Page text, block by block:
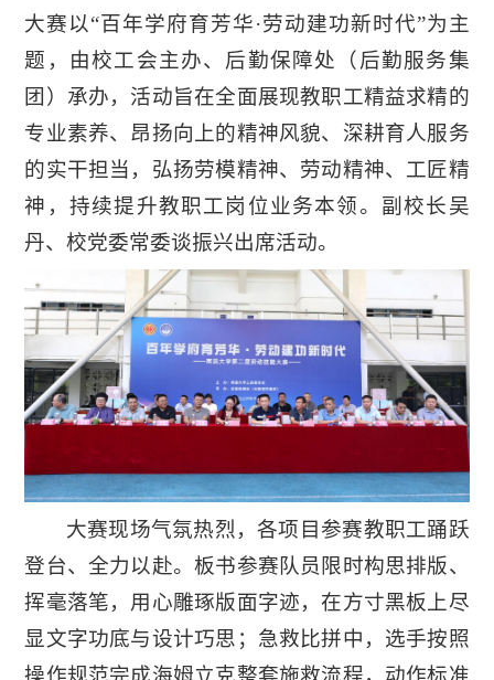
大赛以“百年学府育芳华·劳动建功新时代”为主
题，由校工会主办、后勤保障处（后勤服务集
团）承办，活动旨在全面展现教职工精益求精的
专业素养、昂扬向上的精神风貌、深耕育人服务
的实干担当，弘扬劳模精神、劳动精神、工匠精
神，持续提升教职工岗位业务本领。副校长吴
丹、校党委常委谈振兴出席活动。
大赛现场气氛热烈，各项目参赛教职工踊跃
登台、全力以赴。板书参赛队员限时构思排版、
挥毫落笔，用心雕琢版面字迹，在方寸黑板上尽
显文字功底与设计巧思；急救比拼中，选手按照
操作规范完成海姆立克整套施救流程，动作标准